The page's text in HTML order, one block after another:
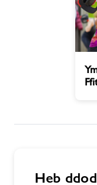
Amserlenni
Aelodaethau
Newyddion
Heb